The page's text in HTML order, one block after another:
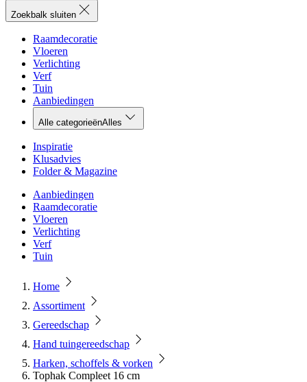
Zoekbalk sluiten
Raamdecoratie
Vloeren
Verlichting
Verf
Tuin
Aanbiedingen
Alle categorieënAlles
Inspiratie
Klusadvies
Folder & Magazine
Aanbiedingen
Raamdecoratie
Vloeren
Verlichting
Verf
Tuin
Home
Assortiment
Gereedschap
Hand tuingereedschap
Harken, schoffels & vorken
Tophak Compleet 16 cm